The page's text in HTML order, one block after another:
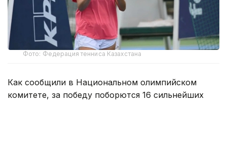
Фото: Федерация тенниса Казахстана
Как сообщили в Национальном олимпийском
комитете, за победу поборются 16 сильнейших